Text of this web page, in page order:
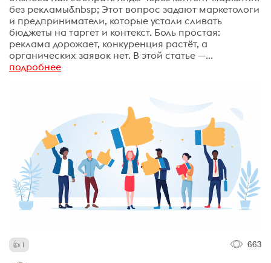
без рекламы&nbsp; Этот вопрос задают маркетологи
и предприниматели, которые устали сливать
бюджеты на таргет и контекст. Боль простая:
реклама дорожает, конкуренция растёт, а
органических заявок нет. В этой статье —...
подробнее
1 663